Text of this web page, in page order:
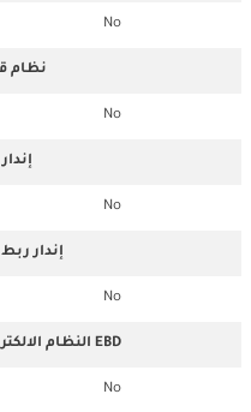
No
نظام
No
No
إندار
No
النظام الالكتروني لتوزيع قوة المكابح EBD
No